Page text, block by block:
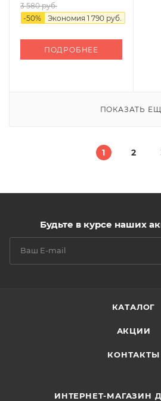
3 580 руб.
-50% Экономия 1 790 руб.
ПОДРОБНЕЕ
ПОКАЗАТЬ
1 2
Будьте в курсе наших
КАТАЛОГ
АКЦИИ
КОНТАКТЫ
ИНТЕРНЕТ-МАГАЗИН